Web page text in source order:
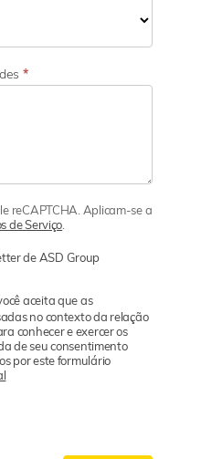
*
reCAPTCHA. Aplicam-se a
de Serviço
de ASD Group
aceita que as
no contexto da relação
conhecer e exercer os
de seu consentimento
por este formulário